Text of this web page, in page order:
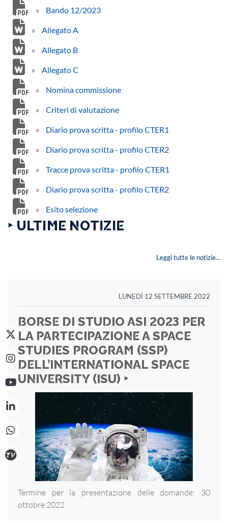
» Bando 12/2023
» Allegato A
» Allegato B
» Allegato C
» Nomina commissione
» Criteri di valutazione
» Diario prova scritta - profilo CTER1
» Diario prova scritta - profilo CTER2
» Tracce prova scritta - profilo CTER1
» Diario prova scritta - profilo CTER2
» Esito selezione
‣ ULTIME NOTIZIE
Leggi tutte le notizie...
LUNEDÌ 12 SETTEMBRE 2022
BORSE DI STUDIO ASI 2023 PER
LA PARTECIPAZIONE A SPACE
STUDIES PROGRAM (SSP)
DELL’INTERNATIONAL SPACE
UNIVERSITY (ISU) ‣
Termine per la presentazione delle domande: 30
ottobre 2022